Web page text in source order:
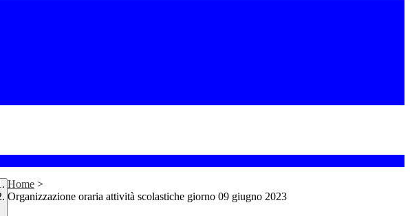
Home >
Organizzazione oraria attività scolastiche giorno 09 giugno 2023